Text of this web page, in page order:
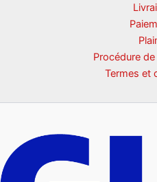
Procédure
Termes et